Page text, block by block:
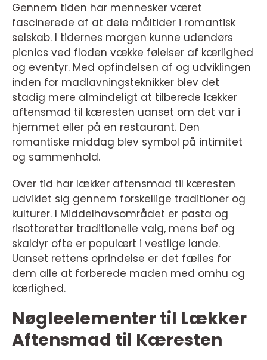
Gennem tiden har mennesker været
fascinerede af at dele måltider i romantisk
selskab. I tidernes morgen kunne udendørs
picnics ved floden vække følelser af kærlighed
og eventyr. Med opfindelsen af og udviklingen
inden for madlavningsteknikker blev det
stadig mere almindeligt at tilberede lækker
aftensmad til kæresten uanset om det var i
hjemmet eller på en restaurant. Den
romantiske middag blev symbol på intimitet
og sammenhold.
Over tid har lækker aftensmad til kæresten
udviklet sig gennem forskellige traditioner og
kulturer. I Middelhavsområdet er pasta og
risottoretter traditionelle valg, mens bøf og
skaldyr ofte er populært i vestlige lande.
Uanset rettens oprindelse er det fælles for
dem alle at forberede maden med omhu og
kærlighed.
Nøgleelementer til Lækker
Aftensmad til Kæresten